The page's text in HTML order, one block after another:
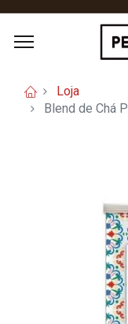
Loja
Blend de Chá